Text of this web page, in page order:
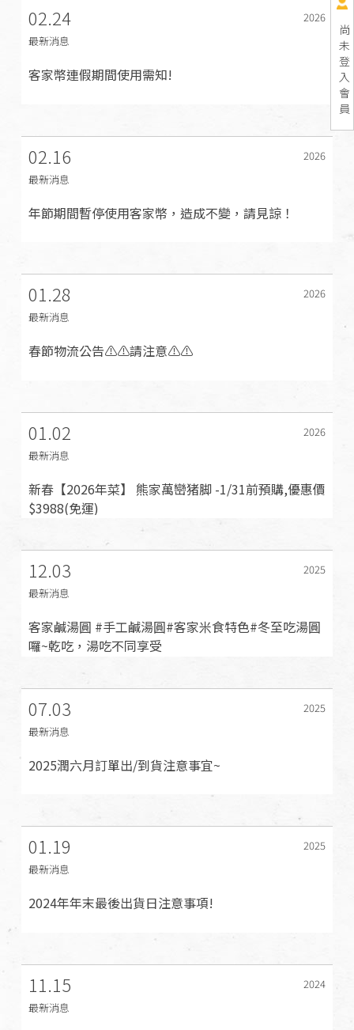
尚
未
登
入
會
員
02.24
2026
最新消息
客家幣連假期間使用需知!
02.16
2026
最新消息
年節期間暫停使用客家幣，造成不變，請見諒！
01.28
2026
最新消息
春節物流公告⚠️⚠️請注意⚠️⚠️
01.02
2026
最新消息
新春【2026年菜】 熊家萬巒猪脚 -1/31前預購,優惠價
$3988(免運)
12.03
2025
最新消息
客家鹹湯圓 #手工鹹湯圓#客家米食特色#冬至吃湯圓
囉~乾吃，湯吃不同享受
07.03
2025
最新消息
2025潤六月訂單出/到貨注意事宜~
01.19
2025
最新消息
2024年年末最後出貨日注意事項!
11.15
2024
最新消息